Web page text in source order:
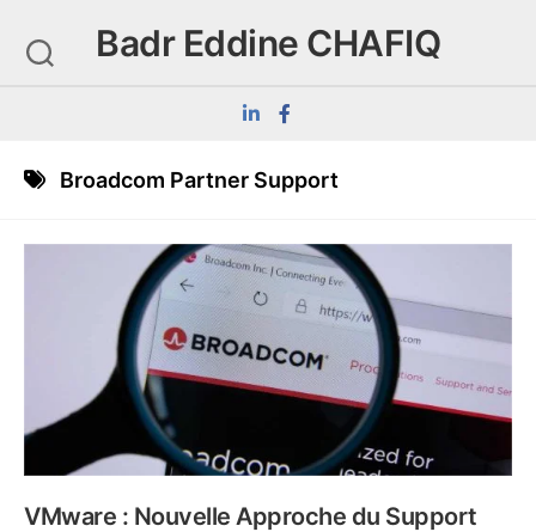
content
Badr Eddine CHAFIQ
Broadcom Partner Support
VMware : Nouvelle Approche du Support